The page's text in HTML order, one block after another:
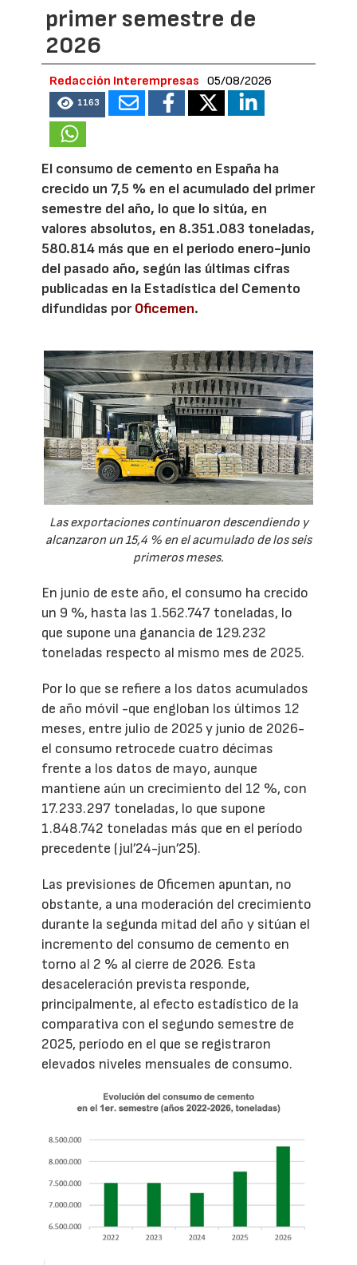
primer semestre de
2026
Redacción Interempresas 05/08/2026
1163
El consumo de cemento en España ha
crecido un 7,5 % en el acumulado del primer
semestre del año, lo que lo sitúa, en
valores absolutos, en 8.351.083 toneladas,
580.814 más que en el periodo enero-junio
del pasado año, según las últimas cifras
publicadas en la Estadística del Cemento
difundidas porOficemen.
Las exportaciones continuaron descendiendo y
alcanzaron un 15,4 % en el acumulado de los seis
primeros meses.
En junio de este año, el consumo ha crecido
un 9 %, hasta las 1.562.747 toneladas, lo
que supone una ganancia de 129.232
toneladas respecto al mismo mes de 2025.
Por lo que se refiere a los datos acumulados
de año móvil -que engloban los últimos 12
meses, entre julio de 2025 y junio de 2026-
el consumo retrocede cuatro décimas
frente a los datos de mayo, aunque
mantiene aún un crecimiento del 12 %, con
17.233.297 toneladas, lo que supone
1.848.742 toneladas más que en el período
precedente (jul’24-jun’25).
Las previsiones de Oficemen apuntan, no
obstante, a una moderación del crecimiento
durante la segunda mitad del año y sitúan el
incremento del consumo de cemento en
torno al 2 % al cierre de 2026. Esta
desaceleración prevista responde,
principalmente, al efecto estadístico de la
comparativa con el segundo semestre de
2025, período en el que se registraron
elevados niveles mensuales de consumo.